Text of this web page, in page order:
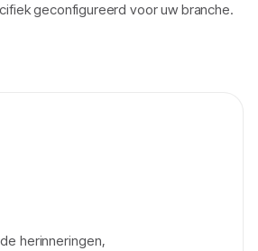
geconfigureerd voor uw branche.
herinneringen,